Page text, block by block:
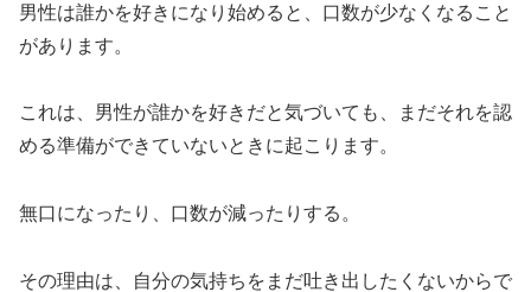
男性は誰かを好きになり始めると、口数が少なくなること
があります。
これは、男性が誰かを好きだと気づいても、まだそれを認
める準備ができていないときに起こります。
無口になったり、口数が減ったりする。
その理由は、自分の気持ちをまだ吐き出したくないからで